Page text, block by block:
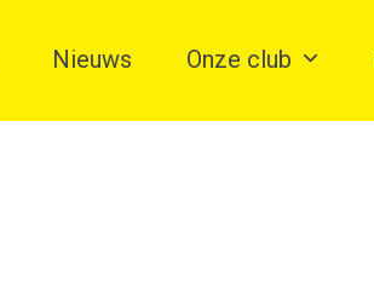
Nieuws Onze club